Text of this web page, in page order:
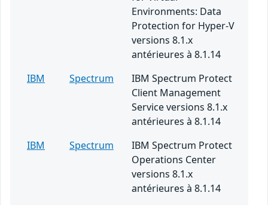
Environments: Data
Protection for Hyper-V
versions 8.1.x
antérieures à 8.1.14
IBM
Spectrum
IBM Spectrum Protect
Client Management
Service versions 8.1.x
antérieures à 8.1.14
IBM
Spectrum
IBM Spectrum Protect
Operations Center
versions 8.1.x
antérieures à 8.1.14